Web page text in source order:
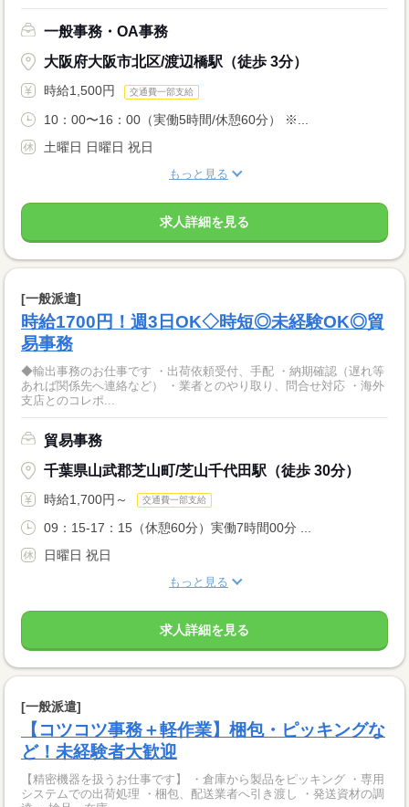
一般事務・OA事務
大阪府大阪市北区/渡辺橋駅（徒歩 3分）
時給1,500円 交通費一部支給
10：00〜16：00（実働5時間/休憩60分） ※...
土曜日 日曜日 祝日
もっと見る
求人詳細を見る
[一般派遣]
時給1700円！週3日OK◇時短◎未経験OK◎貿
易事務
◆輸出事務のお仕事です ・出荷依頼受付、手配 ・納期確認（遅れ等
あれば関係先へ連絡など） ・業者とのやり取り、問合せ対応 ・海外
支店とのコレポ...
貿易事務
千葉県山武郡芝山町/芝山千代田駅（徒歩 30分）
時給1,700円～ 交通費一部支給
09：15-17：15（休憩60分）実働7時間00分 ...
日曜日 祝日
もっと見る
求人詳細を見る
[一般派遣]
【コツコツ事務＋軽作業】梱包・ピッキングな
ど！未経験者大歓迎
【精密機器を扱うお仕事です】 ・倉庫から製品をピッキング ・専用
システムでの出荷処理 ・梱包、配送業者へ引き渡し ・発送資材の調